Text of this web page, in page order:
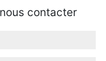
contacter